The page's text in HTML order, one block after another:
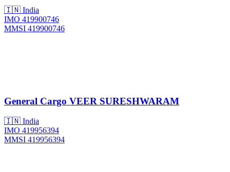
🇮🇳 India
IMO 419900746
MMSI 419900746
General Cargo VEER SURESHWARAM
🇮🇳 India
IMO 419956394
MMSI 419956394